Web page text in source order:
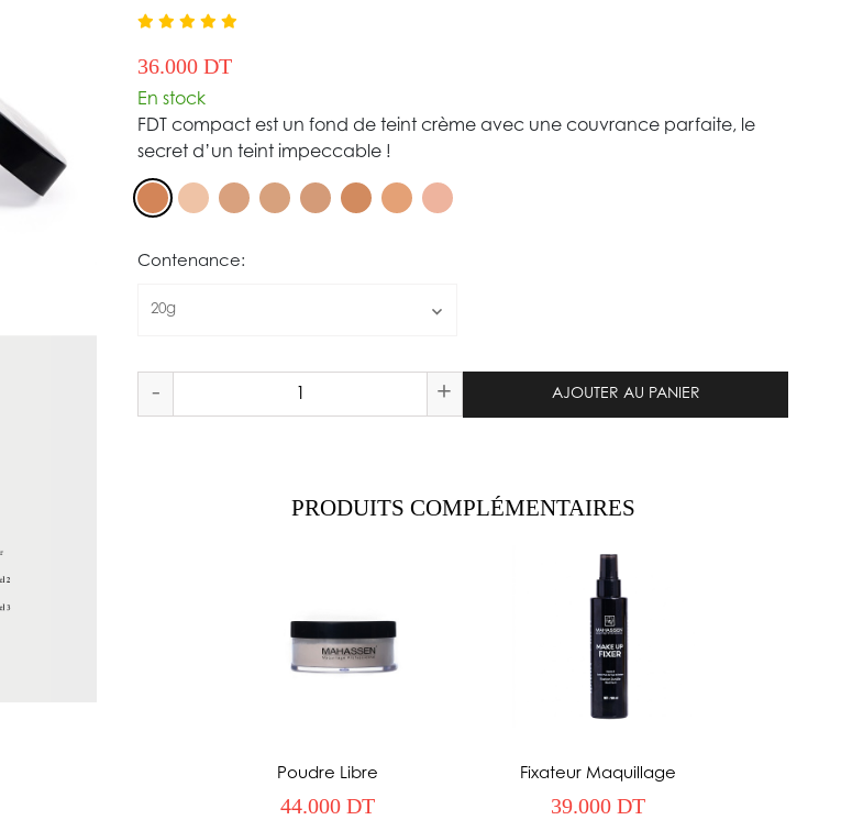
36.000 DT
En stock
FDT compact est un fond de teint crème avec une couvrance parfaite, le
secret d’un teint impeccable !
Contenance:
20g
- + AJOUTER AU PANIER
PRODUITS COMPLÉMENTAIRES
Poudre Libre
44.000 DT
Fixateur Maquillage
39.000 DT